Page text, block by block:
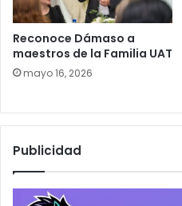
Reconoce Dámaso a
maestros de la Familia UAT
mayo 16, 2026
Publicidad